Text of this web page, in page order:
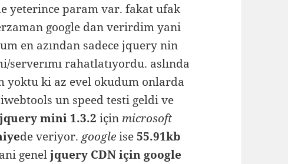
yeterince param var. fakat ufak
google dan verirdim yani
en azından sadece jquery nin
rahatlatıyordu. aslında
yoktu ki az evel okudum onlarda
un speed testi geldi ve
jquery mini 1.3.2 için microsoft
de veriyor. googleise55.91kb
geneljquery CDN için google